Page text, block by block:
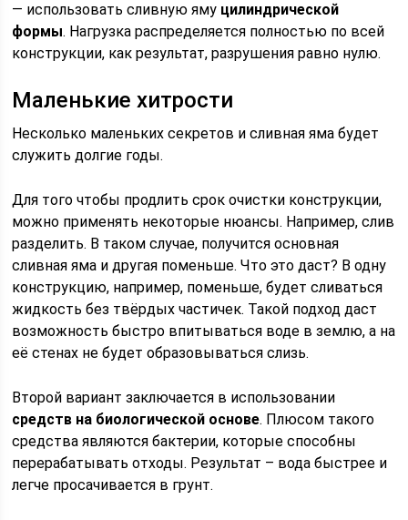
— использовать сливную яму цилиндрической
формы. Нагрузка распределяется полностью по всей
конструкции, как результат, разрушения равно нулю.
Маленькие хитрости
Несколько маленьких секретов и сливная яма будет
служить долгие годы.
Для того чтобы продлить срок очистки конструкции,
можно применять некоторые нюансы. Например, слив
разделить. В таком случае, получится основная
сливная яма и другая поменьше. Что это даст? В одну
конструкцию, например, поменьше, будет сливаться
жидкость без твёрдых частичек. Такой подход даст
возможность быстро впитываться воде в землю, а на
её стенах не будет образовываться слизь.
Второй вариант заключается в использовании
средств на биологической основе. Плюсом такого
средства являются бактерии, которые способны
перерабатывать отходы. Результат – вода быстрее и
легче просачивается в грунт.